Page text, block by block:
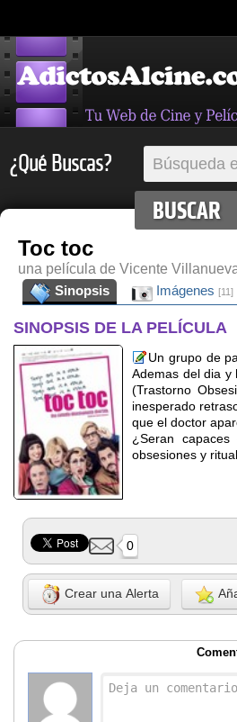
¿Qué Buscas?
Toc toc
una película de Vicente
Sinopsis
Imágenes [11]
SINOPSIS DE LA PELÍCULA
Un grupo de
Ademas del dia y
(Trastorno
inesperado
que el doctor
¿Seran
obsesiones y
0
Crear una Alerta